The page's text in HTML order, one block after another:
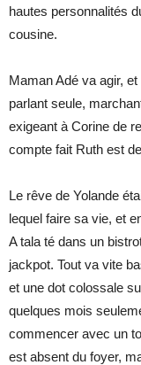
hautes personnalités
cousine.
Maman Adé va agir,
parlant seule,
exigeant à Corine de
compte fait Ruth est
Le rêve de Yolande
lequel faire sa vie, et
A tala té dans un
jackpot. Tout va vite
et une dot colossale
quelques mois
commencer avec un
est absent du foyer,